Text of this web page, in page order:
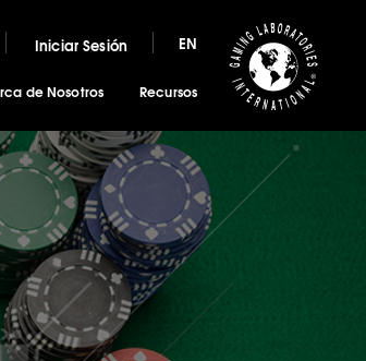
Iniciar Sesión EN
de Nosotros Recursos